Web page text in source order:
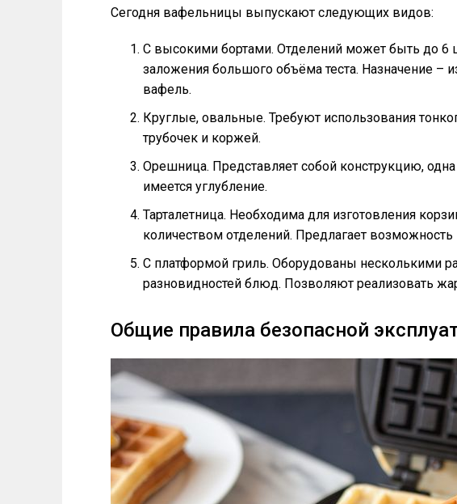
Сегодня вафельницы выпускают следующих видов:
С высокими бортами. Отделений может быть до 6
заложения большого объёма теста. Назначение –
вафель.
Круглые, овальные. Требуют использования
трубочек и коржей.
Орешница. Представляет собой конструкцию,
имеется углубление.
Тарталетница. Необходима для изготовления
количеством отделений. Предлагает
С платформой гриль. Оборудованы несколькими
разновидностей блюд. Позволяют реализовать
Общие правила безопасной